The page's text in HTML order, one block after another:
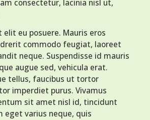
consectetur, lacinia nisl ut,
eu posuere. Mauris eros
commodo feugiat, laoreet
neque. Suspendisse id mauris
augue sed, vehicula erat.
tellus, faucibus ut tortor
imperdiet purus. Vivamus
sit amet nisl id, tincidunt
eget varius neque, quis